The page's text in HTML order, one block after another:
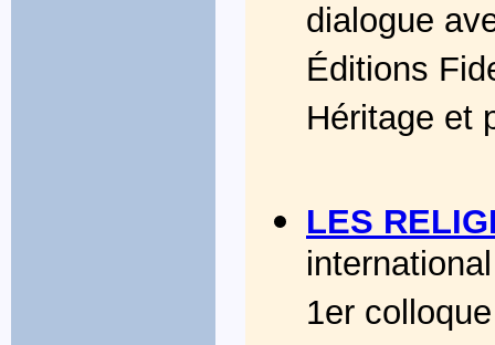
dialogue
Éditions
Héritage et
LES
1er